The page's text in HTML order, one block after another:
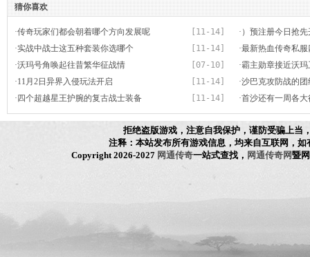
猜你喜欢
[11-14]
·传奇玩家们都会朝着哪个方向发展呢 · ）预注册今日抢先
[11-14]
·实战中战士这五种套装你选哪个 ·最新热血传奇私
手镯金手镯占了三
[07-10]
·沃玛号角唤起往昔繁华征战情 ·霸主勋章接近沃
章
[11-14]
·11月2日异界入侵玩法开启 ·沙巴克攻防战的团
[11-14]
· 四个超越星王护腕的复古战士装备 ·首沙还有一周各
拒绝盗版游戏，注意自我保护，谨防受骗上当
注释：本站发布所有游戏信息，均来自互联网，
Copyright 2026-2027 网通传奇一站式查找， 网通传奇网暨